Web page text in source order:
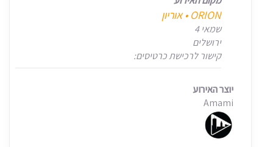
‎ORION • אוריון
שמאי 4
ירושלים
קישור לרכישת כרטיסים:
יוצר האירוע
Amami